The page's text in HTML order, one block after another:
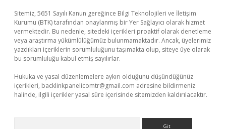
Sitemiz, 5651 Sayılı Kanun gereğince Bilgi Teknolojileri ve İletişim
Kurumu (BTK) tarafından onaylanmış bir Yer Sağlayıcı olarak hizmet
vermektedir. Bu nedenle, sitedeki içerikleri proaktif olarak denetleme
veya araştırma yükümlülüğümüz bulunmamaktadır. Ancak, üyelerimiz
yazdıkları içeriklerin sorumluluğunu taşımakta olup, siteye üye olarak
bu sorumluluğu kabul etmiş sayılırlar.
Hukuka ve yasal düzenlemelere aykırı olduğunu düşündüğünüz
içerikleri, backlinkpanelicomtr@gmail.com adresine bildirmeniz
halinde, ilgili içerikler yasal süre içerisinde sitemizden kaldırılacaktır.